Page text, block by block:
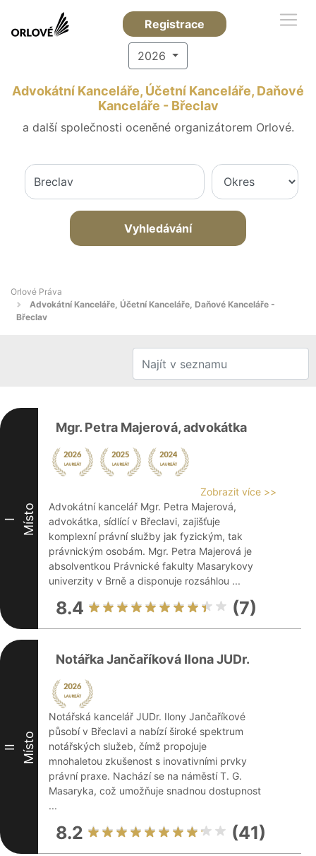
Registrace
2026
Advokátní Kanceláře, Účetní Kanceláře, Daňové
Kanceláře - Břeclav
a další společnosti oceněné organizátorem Orlové.
Vyhledávání
Orlové Práva
Advokátní Kanceláře, Účetní Kanceláře, Daňové Kanceláře -
Břeclav
I Místo
Mgr. Petra Majerová, advokátka
Zobrazit více >>
Advokátní kancelář Mgr. Petra Majerová,
advokátka, sídlící v Břeclavi, zajišťuje
komplexní právní služby jak fyzickým, tak
právnickým osobám. Mgr. Petra Majerová je
absolventkou Právnické fakulty Masarykovy
univerzity v Brně a disponuje rozsáhlou ...
8.4 (7)
II Místo
Notářka Jančaříková Ilona JUDr.
Notářská kancelář JUDr. Ilony Jančaříkové
působí v Břeclavi a nabízí široké spektrum
notářských služeb, čímž propojuje
mnohaletou zkušenost s inovativními prvky
právní praxe. Nachází se na náměstí T. G.
Masaryka, což umožňuje snadnou dostupnost
...
8.2 (41)